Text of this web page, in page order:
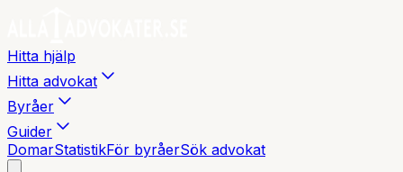
Hitta hjälp
Hitta advokat
Byråer
Guider
DomarStatistikFör byråerSök advokat